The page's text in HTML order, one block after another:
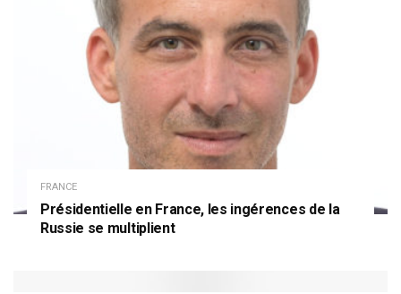
FRANCE
Présidentielle en France, les ingérences de la
Russie se multiplient